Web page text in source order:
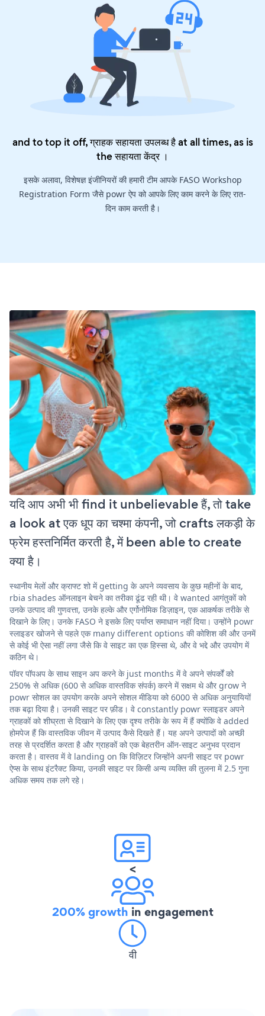
and to top it off, ग्राहक सहायता उपलब्ध है at all times, as is
theसहायता केंद्र।
इसके अलावा, विशेषज्ञ इंजीनियरों की हमारी टीम आपके FASO Workshop
Registration Form जैसे powr ऐप को आपके लिए काम करने के लिए रात-
दिन काम करती है।
यदि आप अभी भी find it unbelievable हैं, तो take
a look at एक धूप का चश्मा कंपनी, जो crafts लकड़ी के
फ्रेम हस्तनिर्मित करती है, में been able to create
क्या है।
स्थानीय मेलों और क्राफ्ट शो में getting के अपने व्यवसाय के कुछ महीनों के बाद,
rbia shades ऑनलाइन बेचने का तरीका ढूंढ रही थी। वे wanted आगंतुकों को
उनके उत्पाद की गुणवत्ता, उनके हल्के और एर्गोनोमिक डिज़ाइन, एक आकर्षक तरीके से
दिखाने के लिए। उनके FASO ने इसके लिए पर्याप्त समाधान नहीं दिया। उन्होंने powr
स्लाइडर खोजने से पहले एक many different options की कोशिश की और उनमें
से कोई भी ऐसा नहीं लगा जैसे कि वे साइट का एक हिस्सा थे, और वे भद्दे और उपयोग में
कठिन थे।
पॉवर पॉपअप के साथ साइन अप करने के just months में वे अपने संपर्कों को
250% से अधिक (600 से अधिक वास्तविक संपर्क) करने में सक्षम थे और grow ने
powr सोशल का उपयोग करके अपने सोशल मीडिया को 6000 से अधिक अनुयायियों
तक बढ़ा दिया है। उनकी साइट पर फ़ीड। वे constantly powr स्लाइडर अपने
ग्राहकों को शीघ्रता से दिखाने के लिए एक दृश्य तरीके के रूप में हैं क्योंकि वे added
होमपेज हैं कि वास्तविक जीवन में उत्पाद कैसे दिखते हैं। यह अपने उत्पादों को अच्छी
तरह से प्रदर्शित करता है और ग्राहकों को एक बेहतरीन ऑन-साइट अनुभव प्रदान
करता है। वास्तव में वे landing on कि विज़िटर जिन्होंने अपनी साइट पर powr
ऐप्स के साथ इंटरैक्ट किया, उनकी साइट पर किसी अन्य व्यक्ति की तुलना में 2.5 गुना
अधिक समय तक लगे रहे।
<
200% growth in engagement
वी